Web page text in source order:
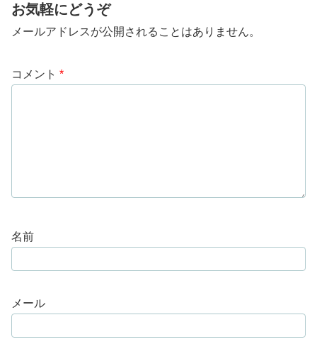
お気軽にどうぞ
メールアドレスが公開されることはありません。
コメント *
名前
メール